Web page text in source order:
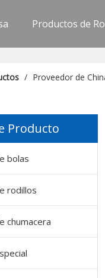
Productos de
/ Proveedor de
Producto
bolas
rodillos
chumacera